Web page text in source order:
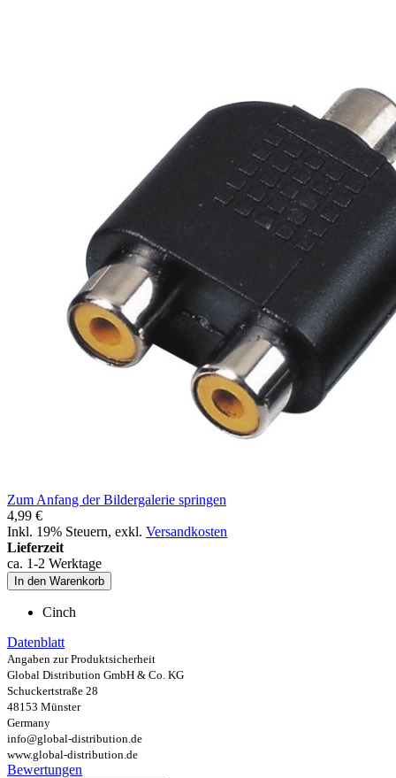
Zum Anfang der Bildergalerie springen
4,99 €
Inkl. 19% Steuern, exkl. Versandkosten
Lieferzeit
ca. 1-2 Werktage
In den Warenkorb
Cinch
Datenblatt
Angaben zur Produktsicherheit
Global Distribution GmbH & Co. KG
Schuckertstraße 28
48153 Münster
Germany
info@global-distribution.de
www.global-distribution.de
Bewertungen